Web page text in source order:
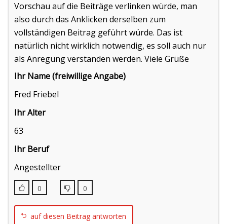
Vorschau auf die Beiträge verlinken würde, man
also durch das Anklicken derselben zum
vollständigen Beitrag geführt würde. Das ist
natürlich nicht wirklich notwendig, es soll auch nur
als Anregung verstanden werden. Viele Grüße
Ihr Name (freiwillige Angabe)
Fred Friebel
Ihr Alter
63
Ihr Beruf
Angestellter
0 0
auf diesen Beitrag antworten